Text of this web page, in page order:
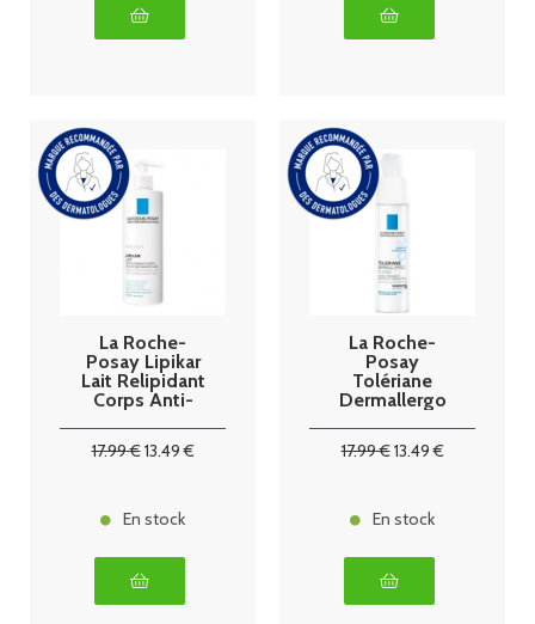
La Roche-
Posay Lipikar
Lait Relipidant
Corps Anti-
17.99€13.49€
En stock
La Roche-
Posay
Tolériane
Dermallergo
17.99€13.49€
En stock